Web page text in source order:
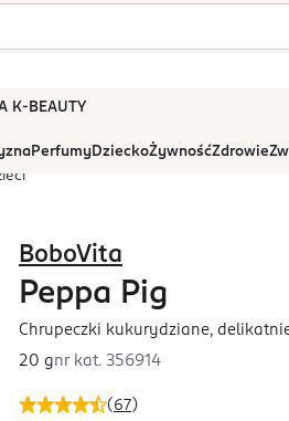
K-BEAUTY
PerfumyDzieckoŻywnośćZdrowie
( 67)
BoboVita
Peppa Pig
Chrupeczki kukurydziane,
20 gnr kat. 356914